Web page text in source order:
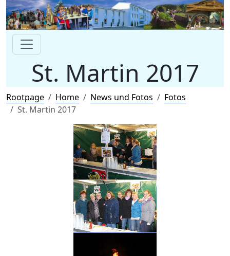
St. Martin 2017
Rootpage Home News und Fotos
Fotos
St. Martin 2017